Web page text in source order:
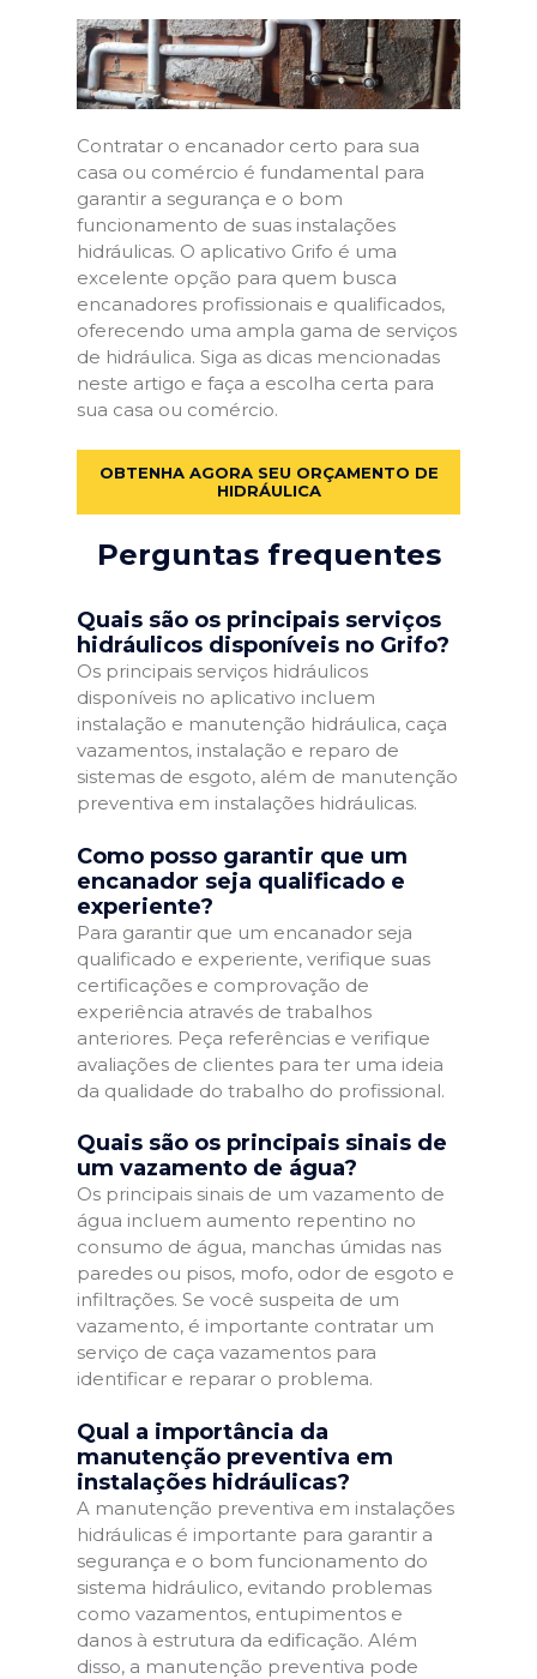
Contratar o encanador certo para sua
casa ou comércio é fundamental para
garantir a segurança e o bom
funcionamento de suas instalações
hidráulicas. O aplicativo Grifo é uma
excelente opção para quem busca
encanadores profissionais e qualificados,
oferecendo uma ampla gama de serviços
de hidráulica. Siga as dicas mencionadas
neste artigo e faça a escolha certa para
sua casa ou comércio.
OBTENHA AGORA SEU ORÇAMENTO DE
HIDRÁULICA
Perguntas frequentes
Quais são os principais serviços
hidráulicos disponíveis no Grifo?
Os principais serviços hidráulicos
disponíveis no aplicativo incluem
instalação e manutenção hidráulica, caça
vazamentos, instalação e reparo de
sistemas de esgoto, além de manutenção
preventiva em instalações hidráulicas.
Como posso garantir que um
encanador seja qualificado e
experiente?
Para garantir que um encanador seja
qualificado e experiente, verifique suas
certificações e comprovação de
experiência através de trabalhos
anteriores. Peça referências e verifique
avaliações de clientes para ter uma ideia
da qualidade do trabalho do profissional.
Quais são os principais sinais de
um vazamento de água?
Os principais sinais de um vazamento de
água incluem aumento repentino no
consumo de água, manchas úmidas nas
paredes ou pisos, mofo, odor de esgoto e
infiltrações. Se você suspeita de um
vazamento, é importante contratar um
serviço de caça vazamentos para
identificar e reparar o problema.
Qual a importância da
manutenção preventiva em
instalações hidráulicas?
A manutenção preventiva em instalações
hidráulicas é importante para garantir a
segurança e o bom funcionamento do
sistema hidráulico, evitando problemas
como vazamentos, entupimentos e
danos à estrutura da edificação. Além
disso, a manutenção preventiva pode